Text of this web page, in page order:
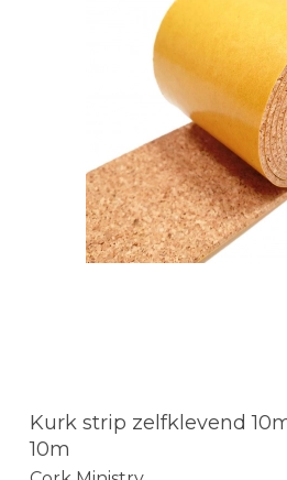
Kurk strip zelfklevend
10m